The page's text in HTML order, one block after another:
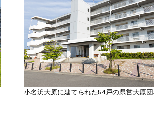
小名浜大原に建てられた54戸の県営大原団